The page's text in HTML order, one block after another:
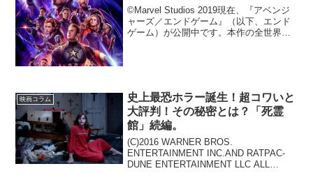
©Marvel Studios 2019現在、『アベンジ
ャーズ／エンドゲーム』（以下、エンド
ゲーム）が公開中です。本作の全世界の
映画コラム
史上最恐ホラー誕生！超コワいと
大評判！その秘密とは？「死霊
館」続編。
(C)2016 WARNER BROS.
ENTERTAINMENT INC.AND RATPAC-
DUNE ENTERTAINMENT LLC ALL